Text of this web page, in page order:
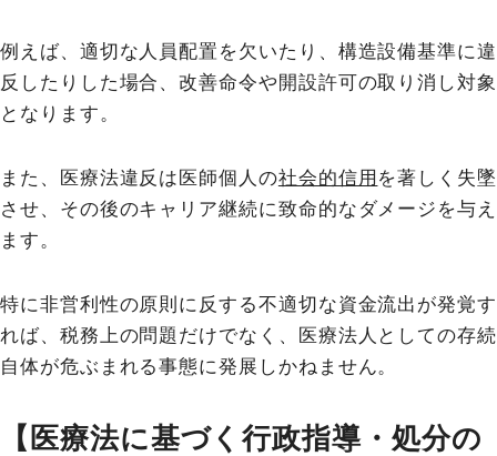
例えば、適切な人員配置を欠いたり、構造設備基準に違
反したりした場合、改善命令や開設許可の取り消し対象
となります。
また、医療法違反は医師個人の社会的信用 を著しく失墜
させ、その後のキャリア継続に致命的なダメージを与え
ます。
特に非営利性の原則に反する不適切な資金流出が発覚す
れば、税務上の問題だけでなく、医療法人としての存続
自体が危ぶまれる事態に発展しかねません。
【医療法に基づく行政指導・処分の